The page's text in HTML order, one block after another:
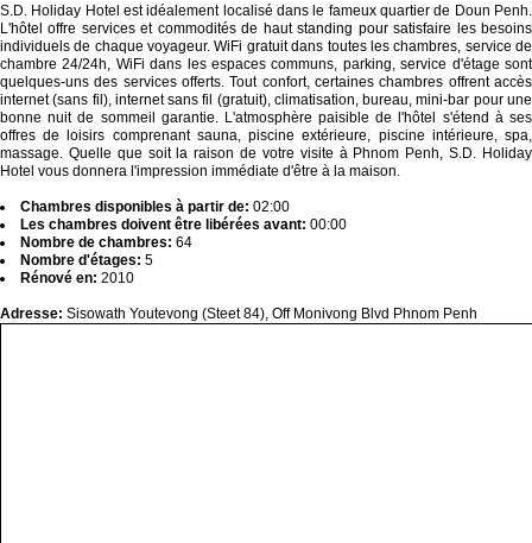
S.D. Holiday Hotel est idéalement localisé dans le fameux quartier de Doun Penh.
L'hôtel offre services et commodités de haut standing pour satisfaire les besoins
individuels de chaque voyageur. WiFi gratuit dans toutes les chambres, service de
chambre 24/24h, WiFi dans les espaces communs, parking, service d'étage sont
quelques-uns des services offerts. Tout confort, certaines chambres offrent accès
internet (sans fil), internet sans fil (gratuit), climatisation, bureau, mini-bar pour une
bonne nuit de sommeil garantie. L'atmosphère paisible de l'hôtel s'étend à ses
offres de loisirs comprenant sauna, piscine extérieure, piscine intérieure, spa,
massage. Quelle que soit la raison de votre visite à Phnom Penh, S.D. Holiday
Hotel vous donnera l'impression immédiate d'être à la maison.
Chambres disponibles à partir de: 02:00
Les chambres doivent être libérées avant: 00:00
Nombre de chambres: 64
Nombre d'étages: 5
Rénové en: 2010
Adresse: Sisowath Youtevong (Steet 84), Off Monivong Blvd Phnom Penh